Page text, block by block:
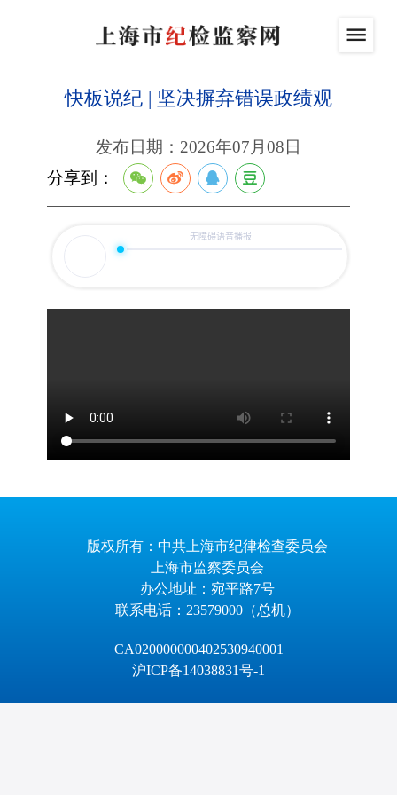
快板说纪 | 坚决摒弃错误政绩观
发布日期：2026年07月08日
分享到：
版权所有：中共上海市纪律检查委员会
上海市监察委员会
办公地址：宛平路7号
联系电话：23579000（总机）
CA020000000402530940001
沪ICP备14038831号-1